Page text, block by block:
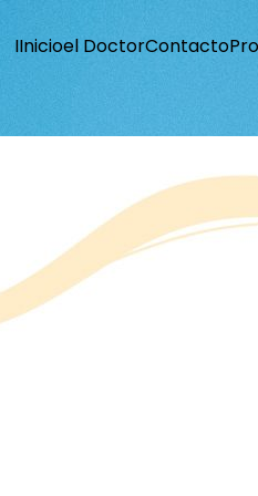
IInicioel DoctorContacto